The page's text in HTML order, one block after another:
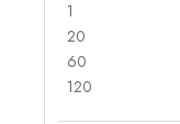
1
20
60
120